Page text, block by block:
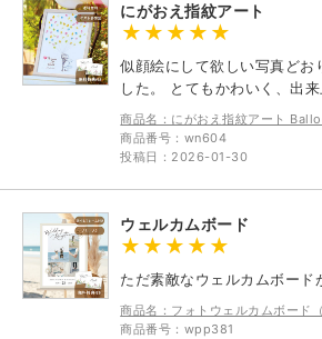
にがおえ指紋アート
似顔絵にして欲しい写真どお
した。 とてもかわいく、出
商品名：にがおえ指紋アート
商品番号：wn604
投稿日：2026-01-30
ウェルカムボード
ただ素敵なウェルカムボード
商品名：フォトウェルカムボード
商品番号：wpp381